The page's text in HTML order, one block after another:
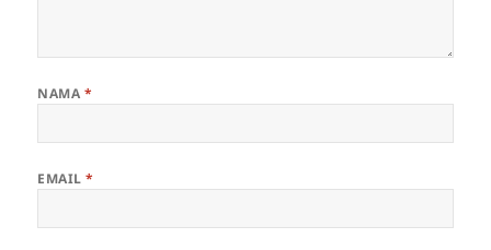
NAMA *
EMAIL*